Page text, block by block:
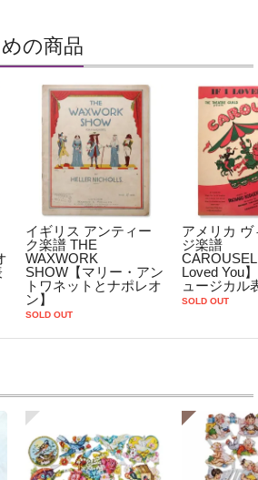
の商品
イギリス アンティー
ク楽譜 THE
WAXWORK
SHOW【マリー・アン
トワネットとナポレオ
ン】
SOLD OUT
アメリカ ヴ
ジ楽譜
Loved You
ュージカル
SOLD OUT